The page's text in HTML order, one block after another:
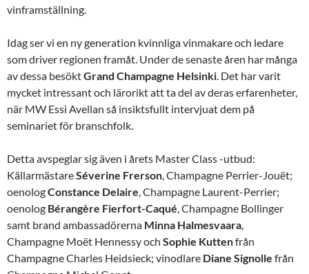
vinframställning.
Idag ser vi en ny generation kvinnliga vinmakare och ledare
som driver regionen framåt. Under de senaste åren har många
av dessa besöktGrand Champagne Helsinki. Det har varit
mycket intressant och lärorikt att ta del av deras erfarenheter,
när MW Essi Avellan så insiktsfullt intervjuat dem på
seminariet för branschfolk.
Detta avspeglar sig även i årets Master Class -utbud:
KällarmästareSéverine Frerson, Champagne Perrier-Jouët;
oenologConstance Delaire, Champagne Laurent-Perrier;
oenolog Bérangère Fierfort-Caqué, Champagne Bollinger
samt brand ambassadörerna Minna Halmesvaara,
Champagne Moët Hennessy och Sophie Kuttenfrån
Champagne Charles Heidsieck; vinodlare Diane Signolle från